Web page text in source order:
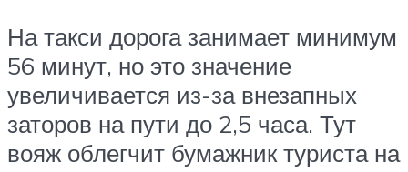
На такси дорога занимает минимум
56 минут, но это значение
увеличивается из-за внезапных
заторов на пути до 2,5 часа. Тут
вояж облегчит бумажник туриста на